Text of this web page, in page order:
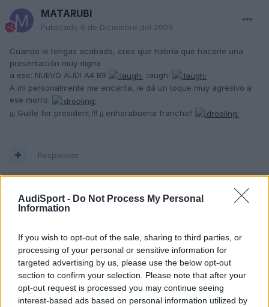
AudiSport - Do Not Process My Personal
Information
If you wish to opt-out of the sale, sharing to third parties, or
processing of your personal or sensitive information for
targeted advertising by us, please use the below opt-out
section to confirm your selection. Please note that after your
opt-out request is processed you may continue seeing
interest-based ads based on personal information utilized by
MATARUBI
Publicado 6 de Diciembre del 2009
Cuando le tengas acabado, creo que habría que hacerle una
presentación muy digna
a ese: NUEVO AUDI A4 B9
:laugh:
A mí personalmente me encanta, le dá un toque muy agresivo a
ese morro.
¡¡¡ Guille for president !!! ¡¡ enhorabuena francho!!
Responder
SePuLTuR
MATARUBI dijo:
Cuando le tengas acabado, creo que habría que hacerle
una presentación muy digna
a ese: NUEVO AUDI A4 B9
:laugh: